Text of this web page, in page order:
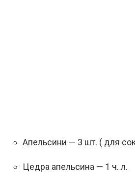
Апельсини — 3 шт. ( для
Цедра апельсина — 1 ч. л.